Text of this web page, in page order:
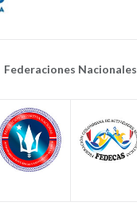
Federaciones Nacionales